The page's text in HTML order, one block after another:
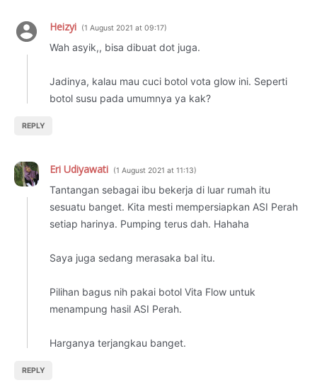
Heizyi 1 August 2021 at 09:17
Wah asyik,, bisa dibuat dot juga.
Jadinya, kalau mau cuci botol vota glow ini. Seperti
botol susu pada umumnya ya kak?
REPLY
Eri Udiyawati 1 August 2021 at 11:13
Tantangan sebagai ibu bekerja di luar rumah itu
sesuatu banget. Kita mesti mempersiapkan ASI Perah
setiap harinya. Pumping terus dah. Hahaha
Saya juga sedang merasaka bal itu.
Pilihan bagus nih pakai botol Vita Flow untuk
menampung hasil ASI Perah.
Harganya terjangkau banget.
REPLY